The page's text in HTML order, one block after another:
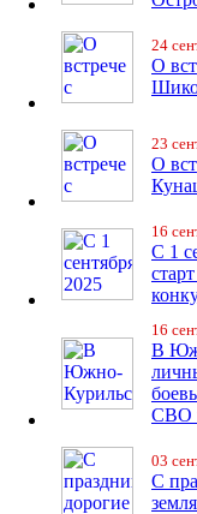
24
О
23
О
16
С 1
16
В
СВО
03
С